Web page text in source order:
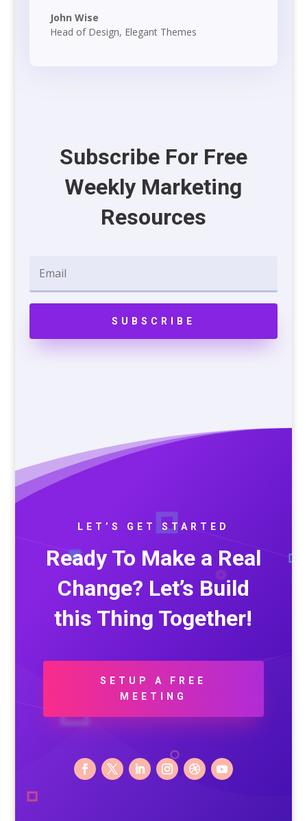
John Wise
Head of Design, Elegant Themes
Subscribe For Free
Weekly Marketing
Resources
SUBSCRIBE
LET’S GET STARTED
Ready To Make a Real
Change? Let’s Build
this Thing Together!
SETUP A FREE
MEETING